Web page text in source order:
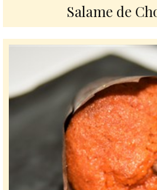
Salame de